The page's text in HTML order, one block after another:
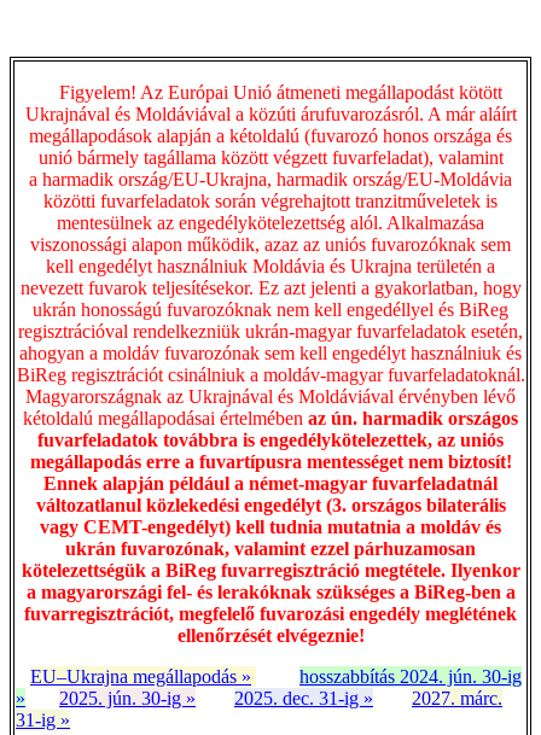
Figyelem! Az Európai Unió átmeneti megállapodást kötött
Ukrajnával és Moldáviával a közúti árufuvarozásról. A már aláírt
megállapodások alapján a kétoldalú (fuvarozó honos országa és
unió bármely tagállama között végzett fuvarfeladat), valamint
a harmadik ország/EU-Ukrajna, harmadik ország/EU-Moldávia
közötti fuvarfeladatok során végrehajtott tranzitműveletek is
mentesülnek az engedélykötelezettség alól. Alkalmazása
viszonossági alapon működik, azaz az uniós fuvarozóknak sem
kell engedélyt használniuk Moldávia és Ukrajna területén a
nevezett fuvarok teljesítésekor. Ez azt jelenti a gyakorlatban, hogy
ukrán honosságú fuvarozóknak nem kell engedéllyel és BiReg
regisztrációval rendelkezniük ukrán-magyar fuvarfeladatok esetén,
ahogyan a moldáv fuvarozónak sem kell engedélyt használniuk és
BiReg regisztrációt csinálniuk a moldáv-magyar fuvarfeladatoknál.
Magyarországnak az Ukrajnával és Moldáviával érvényben lévő
kétoldalú megállapodásai értelmében az ún. harmadik országos
fuvarfeladatok továbbra is engedélykötelezettek, az uniós
megállapodás erre a fuvartípusra mentességet nem biztosít!
Ennek alapján például a német-magyar fuvarfeladatnál
változatlanul közlekedési engedélyt (3. országos bilaterális
vagy CEMT-engedélyt) kell tudnia mutatnia a moldáv és
ukrán fuvarozónak, valamint ezzel párhuzamosan
kötelezettségük a BiReg fuvarregisztráció megtétele. Ilyenkor
a magyarországi fel- és lerakóknak szükséges a BiReg-ben a
fuvarregisztrációt, megfelelő fuvarozási engedély meglétének
ellenőrzését elvégeznie!
EU–Ukrajna megállapodás »
hosszabbítás 2024. jún. 30-ig
»
2025. jún. 30-ig » 2025. dec. 31-ig »
2027. márc.
31-ig »